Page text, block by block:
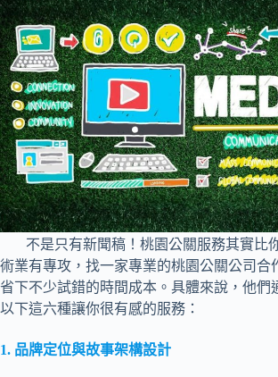
不是只有新聞稿！桃園公關服務其實比
術業有專攻，找一家專業的桃園公關公司合
省下不少試錯的時間成本。具體來說，他們
以下這六種讓你很有感的服務：
1. 品牌定位與故事架構設計